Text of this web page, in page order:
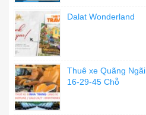
Dalat Wonderland
Thuê xe Quãng
16-29-45 Chỗ